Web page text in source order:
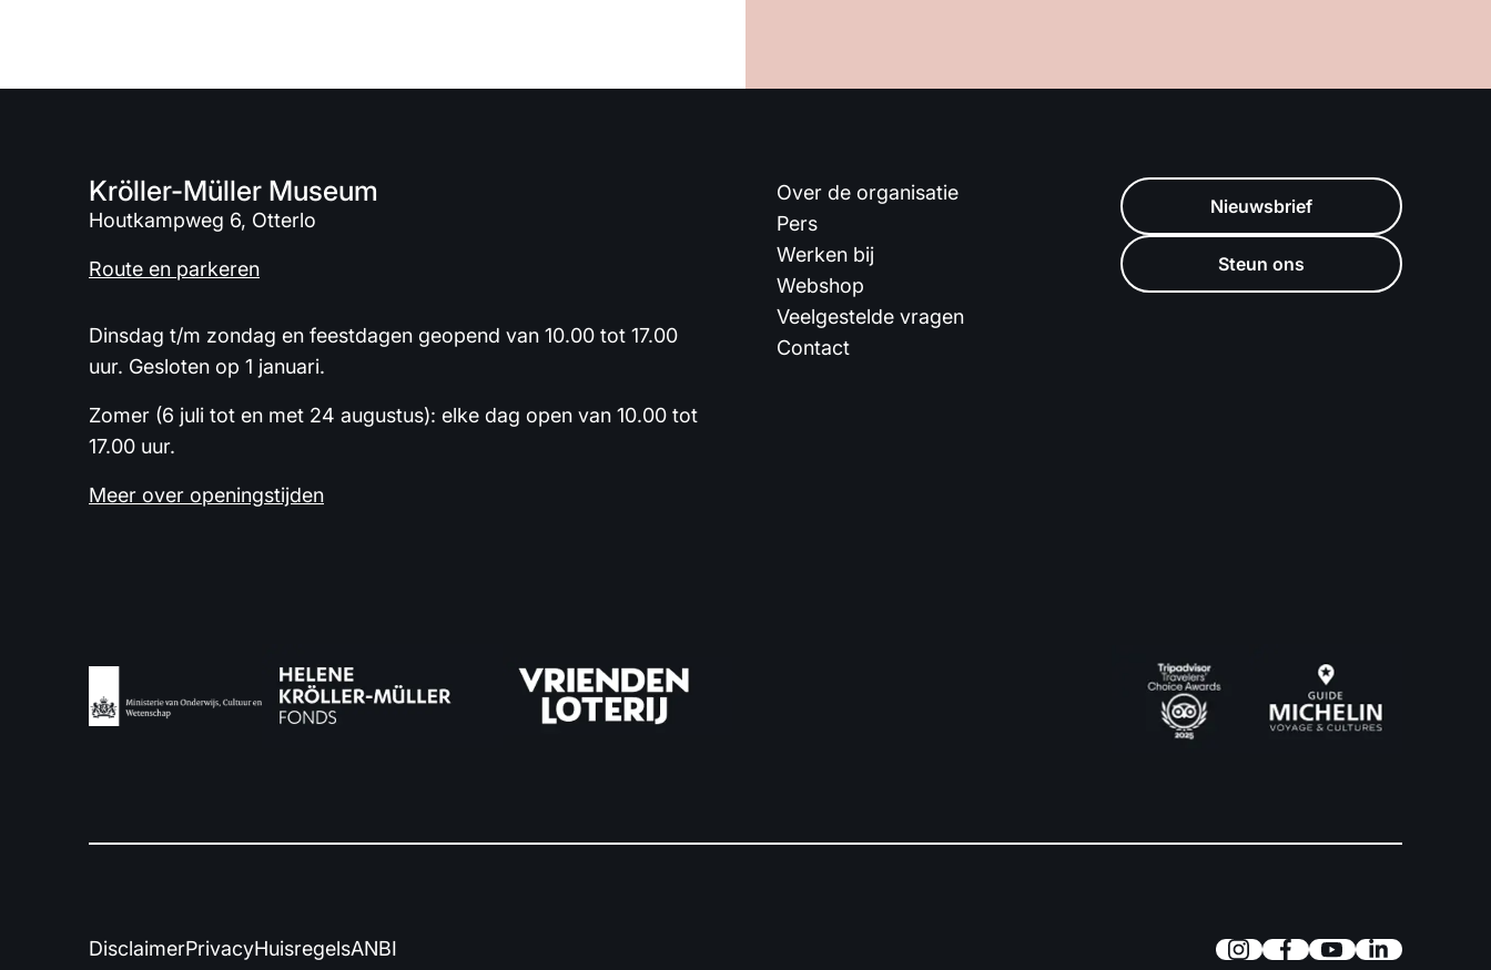
Kröller-Müller Museum
Houtkampweg 6, Otterlo
Route en parkeren
Dinsdag t/m zondag en feestdagen geopend van 10.00 tot 17.00
uur. Gesloten op 1 januari.
Zomer (6 juli tot en met 24 augustus): elke dag open van 10.00 tot
17.00 uur.
Meer over openingstijden
Over de organisatie
Pers
Werken bij
Webshop
Veelgestelde vragen
Contact
Nieuwsbrief
Steun ons
DisclaimerPrivacyHuisregelsANBI